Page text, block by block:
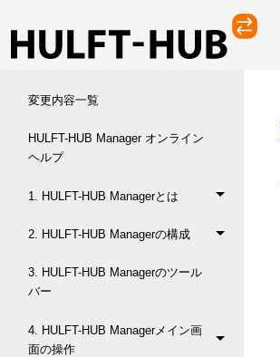
変更内容一覧
HULFT-HUB Manager オンライン
ヘルプ
1. HULFT-HUB Managerとは
2. HULFT-HUB Managerの構成
3. HULFT-HUB Managerのツール
バー
4. HULFT-HUB Managerメイン画
面の操作